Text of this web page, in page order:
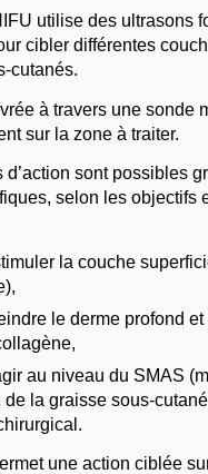
utilise des ultrasons
cibler différentes
cutanés.
à travers une sonde
sur la zone à traiter.
d’action sont possibles
selon les objectifs
la couche
le derme profond et
au niveau du SMAS
la graisse sous-
une action ciblée